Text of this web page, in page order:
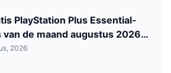
PlayStation Plus Essential-
van de maand augustus 2026
2026